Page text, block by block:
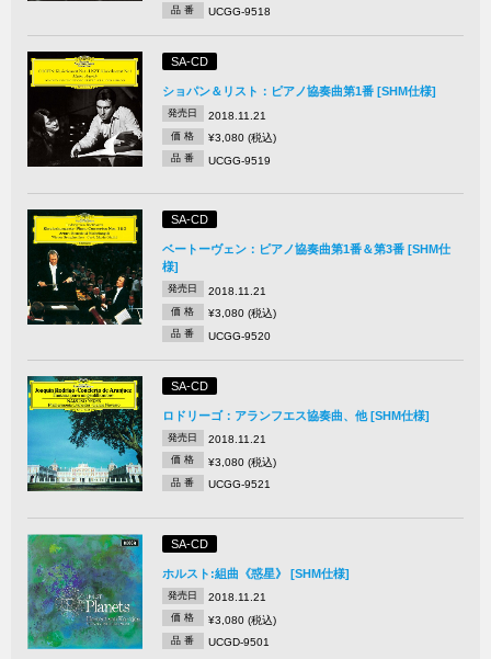
品 番 UCGG-9518
SA-CD
ショパン＆リスト：ピアノ協奏曲第1番 [SHM仕様]
発売日 2018.11.21
価 格 ¥3,080 (税込)
品 番 UCGG-9519
SA-CD
ベートーヴェン：ピアノ協奏曲第1番＆第3番 [SHM仕
様]
発売日 2018.11.21
価 格 ¥3,080 (税込)
品 番 UCGG-9520
SA-CD
ロドリーゴ：アランフエス協奏曲、他 [SHM仕様]
発売日 2018.11.21
価 格 ¥3,080 (税込)
品 番 UCGG-9521
SA-CD
ホルスト:組曲《惑星》 [SHM仕様]
発売日 2018.11.21
価 格 ¥3,080 (税込)
品 番 UCGD-9501